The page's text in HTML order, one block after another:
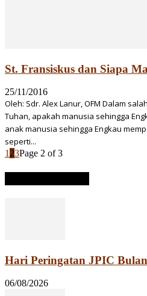
St. Fransiskus dan Siapa
25/11/2016
Oleh: Sdr. Alex Lanur, OFM Dalam
Tuhan, apakah manusia sehingga
anak manusia sehingga Engkau
seperti...
1 23Page 2 of 3
Hari Peringatan JPIC Bulan
06/08/2026